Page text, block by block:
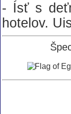
- Ísť s
hotelov.